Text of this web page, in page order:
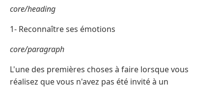
core/heading
1- Reconnaître ses émotions
core/paragraph
L'une des premières choses à faire lorsque vous
réalisez que vous n'avez pas été invité à un